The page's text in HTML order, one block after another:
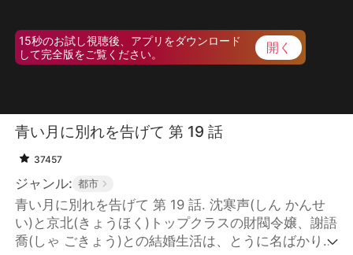
15秒のお試し視聴後、アプリをダウンロード
して完全版をご覧ください。
開く
青い月に別れを告げて 第 19 話
37457
ジャンル: 都市
青い月に別れを告げて 第 19 話. 沈寒声(しん かんせ
い)と京北(きょうほく)トップクラスの財閥令嬢、謝語
喬(しゃ ごきょう)との結婚生活は、とうに名ばかりの